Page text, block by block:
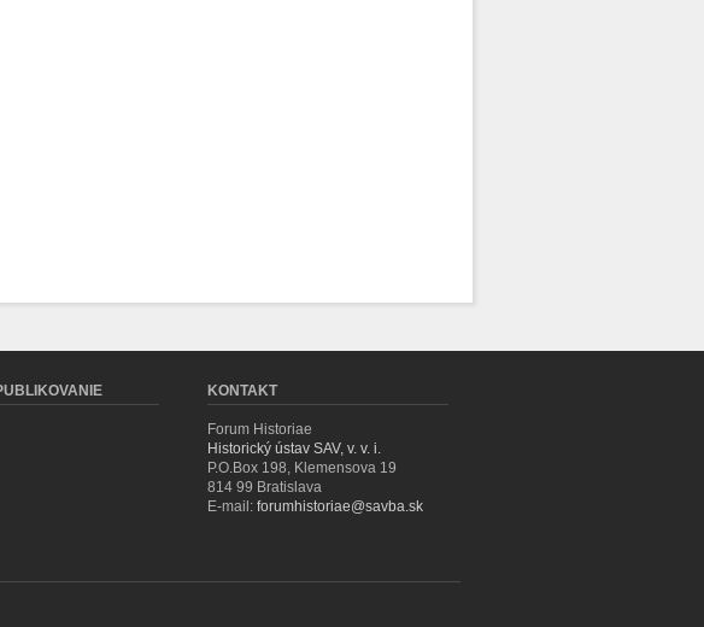
KONTAKT
Forum Historiae
Historický ústav SAV, v. v. i.
P.O.Box 198, Klemensova 19
814 99 Bratislava
E-mail: forumhistoriae@savba.sk